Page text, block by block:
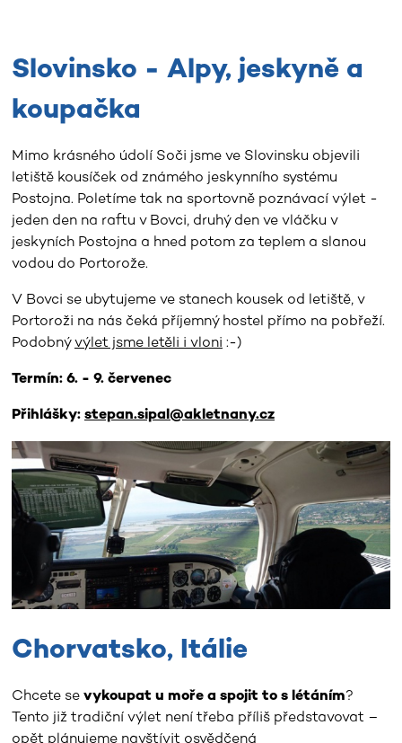
Slovinsko - Alpy, jeskyně a
koupačka
Mimo krásného údolí Soči jsme ve Slovinsku objevili
letiště kousíček od známého jeskynního systému
Postojna. Poletíme tak na sportovně poznávací výlet -
jeden den na raftu v Bovci, druhý den ve vláčku v
jeskyních Postojna a hned potom za teplem a slanou
vodou do Portorože.
V Bovci se ubytujeme ve stanech kousek od letiště, v
Portoroži na nás čeká příjemný hostel přímo na pobřeží.
Podobnývýlet jsme letěli i vloni :-)
Termín: 6. - 9. červenec
Přihlášky: stepan.sipal@akletnany.cz
Chorvatsko, Itálie
Chcete se vykoupat u moře a spojit to s létáním?
Tento již tradiční výlet není třeba příliš představovat –